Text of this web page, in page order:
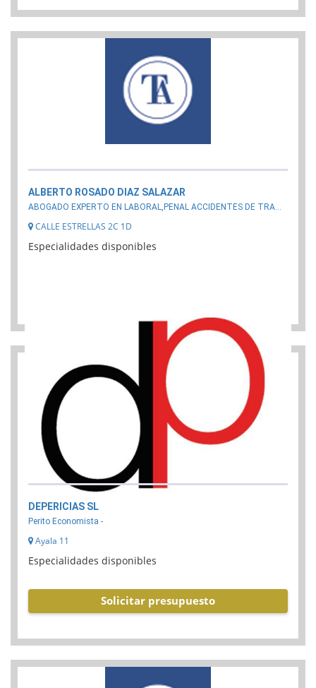
ALBERTO ROSADO DIAZ SALAZAR
ABOGADO EXPERTO EN LABORAL,PENAL ACCIDENTES DE TRA...
CALLE ESTRELLAS 2C 1D
Especialidades disponibles
DEPERICIAS SL
Perito Economista -
Ayala 11
Especialidades disponibles
Solicitar presupuesto